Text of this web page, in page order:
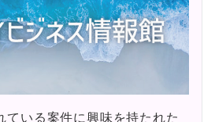
ている案件に興味を持たれた